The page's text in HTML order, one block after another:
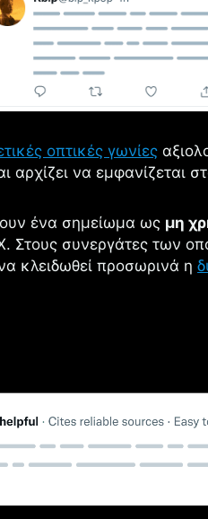
οπτικές γωνίες
αρχίζει να εμφανίζεται
ένα σημείωμα ως μη
Στους συνεργάτες των
κλειδωθεί προσωρινά η